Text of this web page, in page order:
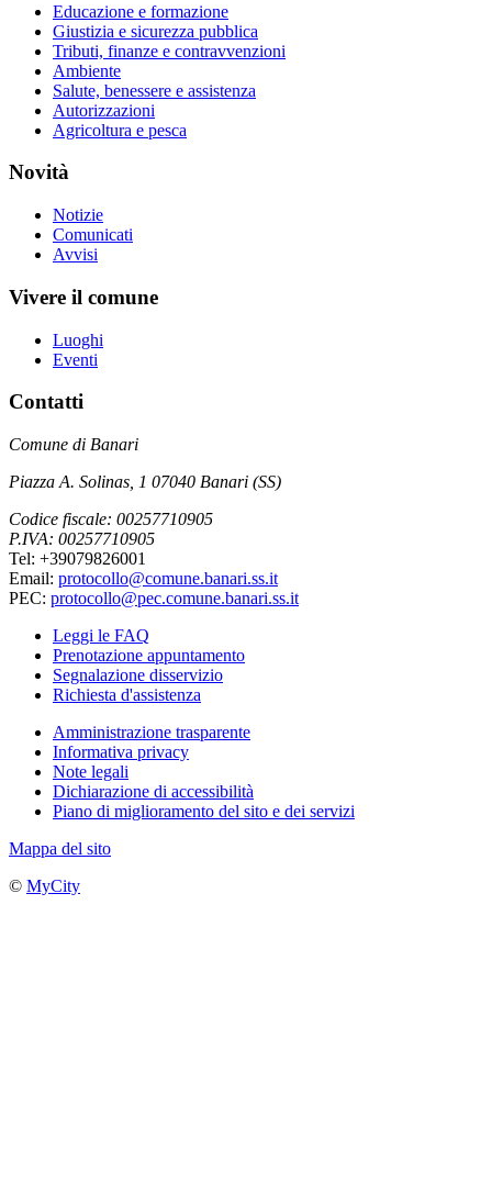
Educazione e formazione
Giustizia e sicurezza pubblica
Tributi, finanze e contravvenzioni
Ambiente
Salute, benessere e assistenza
Autorizzazioni
Agricoltura e pesca
Novità
Notizie
Comunicati
Avvisi
Vivere il comune
Luoghi
Eventi
Contatti
Comune di Banari
Piazza A. Solinas, 1 07040 Banari (SS)
Codice fiscale: 00257710905
P.IVA: 00257710905
Tel: +39079826001
Email: protocollo@comune.banari.ss.it
PEC: protocollo@pec.comune.banari.ss.it
Leggi le FAQ
Prenotazione appuntamento
Segnalazione disservizio
Richiesta d'assistenza
Amministrazione trasparente
Informativa privacy
Note legali
Dichiarazione di accessibilità
Piano di miglioramento del sito e dei servizi
Mappa del sito
© MyCity